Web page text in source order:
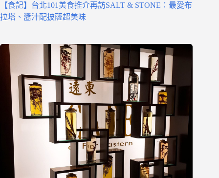
【食記】台北101美食推介再訪SALT & STONE：最愛布
拉塔、醬汁配披薩超美味